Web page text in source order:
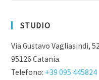
STUDIO
Via Gustavo Vagliasindi, 52
95126 Catania
Telefono: +39 095 445824